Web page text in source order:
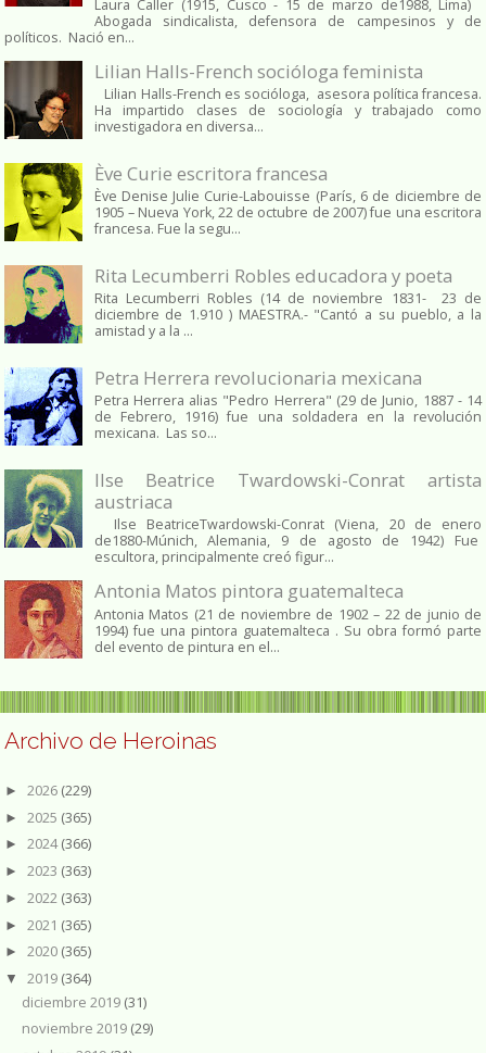
Laura Caller (1915, Cusco - 15 de marzo de1988, Lima)
Abogada sindicalista, defensora de campesinos y de
políticos. Nació en...
Lilian Halls-French socióloga feminista
Lilian Halls-French es socióloga, asesora política francesa.
Ha impartido clases de sociología y trabajado como
investigadora en diversa...
Ève Curie escritora francesa
Ève Denise Julie Curie-Labouisse (París, 6 de diciembre de
1905 – Nueva York, 22 de octubre de 2007) fue una escritora
francesa. Fue la segu...
Rita Lecumberri Robles educadora y poeta
Rita Lecumberri Robles (14 de noviembre 1831- 23 de
diciembre de 1.910 ) MAESTRA.- "Cantó a su pueblo, a la
amistad y a la ...
Petra Herrera revolucionaria mexicana
Petra Herrera alias "Pedro Herrera" (29 de Junio, 1887 - 14
de Febrero, 1916) fue una soldadera en la revolución
mexicana. Las so...
Ilse Beatrice Twardowski-Conrat artista
austriaca
Ilse BeatriceTwardowski-Conrat (Viena, 20 de enero
de1880-Múnich, Alemania, 9 de agosto de 1942) Fue
escultora, principalmente creó figur...
Antonia Matos pintora guatemalteca
Antonia Matos (21 de noviembre de 1902 – 22 de junio de
1994) fue una pintora guatemalteca . Su obra formó parte
del evento de pintura en el...
Archivo de Heroinas
► 2026 (229)
► 2025 (365)
► 2024(366)
► 2023 (363)
► 2022 (363)
► 2021 (365)
► 2020 (365)
▼ 2019 (364)
diciembre 2019 (31)
noviembre 2019 (29)